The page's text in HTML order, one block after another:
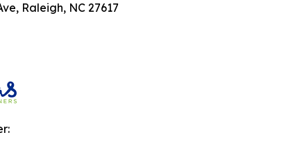
Raleigh, NC 27617